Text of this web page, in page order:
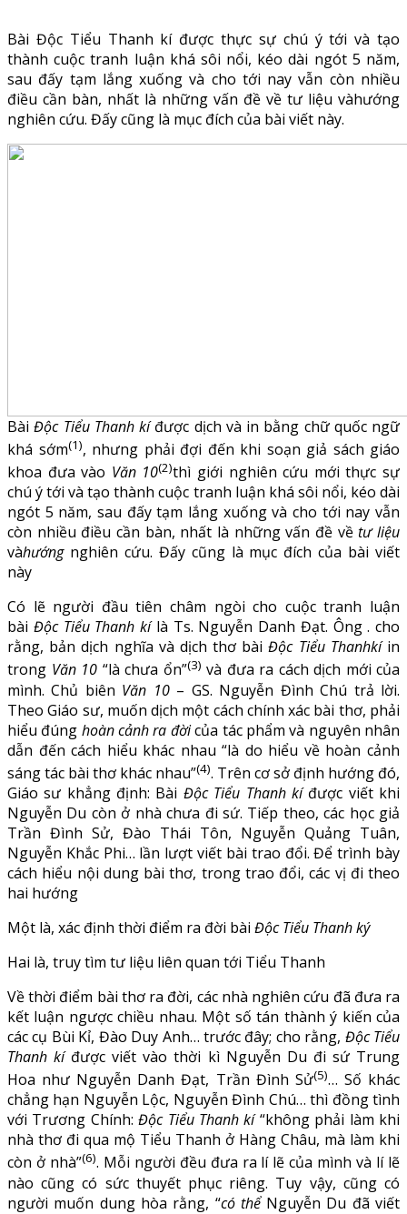
Bài Độc Tiểu Thanh kí được thực sự chú ý tới và tạo
thành cuộc tranh luận khá sôi nổi, kéo dài ngót 5 năm,
sau đấy tạm lắng xuống và cho tới nay vẫn còn nhiều
điều cần bàn, nhất là những vấn đề về tư liệu vàhướng
nghiên cứu. Đấy cũng là mục đích của bài viết này.
BàiĐộc Tiểu Thanh kíđược dịch và in bằng chữ quốc ngữ
khá sớm(1), nhưng phải đợi đến khi soạn giả sách giáo
khoa đưa vào Văn 10(2)thì giới nghiên cứu mới thực sự
chú ý tới và tạo thành cuộc tranh luận khá sôi nổi, kéo dài
ngót 5 năm, sau đấy tạm lắng xuống và cho tới nay vẫn
còn nhiều điều cần bàn, nhất là những vấn đề vềtư liệu
vàhướngnghiên cứu. Đấy cũng là mục đích của bài viết
này
Có lẽ người đầu tiên châm ngòi cho cuộc tranh luận
bài Độc Tiểu Thanh kílà Ts. Nguyễn Danh Đạt. Ông . cho
rằng, bản dịch nghĩa và dịch thơ bàiĐộc Tiểu Thanhkíin
trong Văn 10 “là chưa ổn”(3) và đưa ra cách dịch mới của
mình. Chủ biên Văn 10– GS. Nguyễn Đình Chú trả lời.
Theo Giáo sư, muốn dịch một cách chính xác bài thơ, phải
hiểu đúng hoàn cảnh ra đờicủa tác phẩm và nguyên nhân
dẫn đến cách hiểu khác nhau “là do hiểu về hoàn cảnh
sáng tác bài thơ khác nhau”(4). Trên cơ sở định hướng đó,
Giáo sư khẳng định: Bài Độc Tiểu Thanh kíđược viết khi
Nguyễn Du còn ở nhà chưa đi sứ. Tiếp theo, các học giả
Trần Đình Sử, Đào Thái Tôn, Nguyễn Quảng Tuân,
Nguyễn Khắc Phi… lần lượt viết bài trao đổi. Để trình bày
cách hiểu nội dung bài thơ, trong trao đổi, các vị đi theo
hai hướng
Một là, xác định thời điểm ra đời bài Độc Tiểu Thanh ký
Hai là, truy tìm tư liệu liên quan tới Tiểu Thanh
Về thời điểm bài thơ ra đời, các nhà nghiên cứu đã đưa ra
kết luận ngược chiều nhau. Một số tán thành ý kiến của
các cụ Bùi Kỉ, Đào Duy Anh… trước đây; cho rằng, Độc Tiểu
Thanh kíđược viết vào thời kì Nguyễn Du đi sứ Trung
Hoa như Nguyễn Danh Đạt, Trần Đình Sử(5)… Số khác
chẳng hạn Nguyễn Lộc, Nguyễn Đình Chú… thì đồng tình
với Trương Chính:Độc Tiểu Thanh kí“không phải làm khi
nhà thơ đi qua mộ Tiểu Thanh ở Hàng Châu, mà làm khi
còn ở nhà”(6). Mỗi người đều đưa ra lí lẽ của mình và lí lẽ
nào cũng có sức thuyết phục riêng. Tuy vậy, cũng có
người muốn dung hòa rằng, “có thểNguyễn Du đã viết